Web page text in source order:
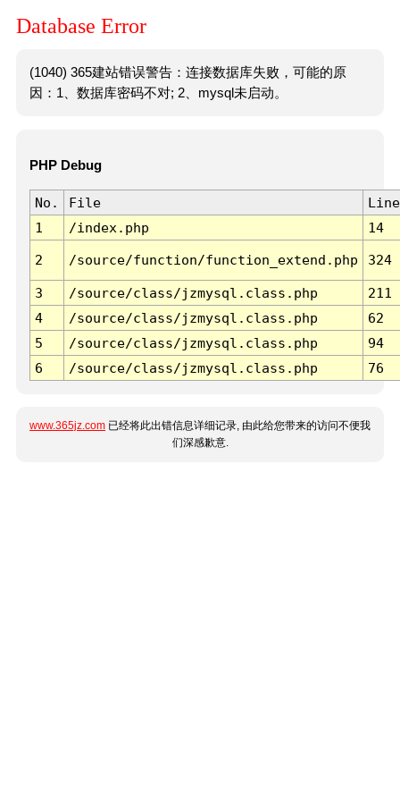
Database Error
(1040) 365建站错误警告：连接数据库失败，可能的原
因：1、数据库密码不对; 2、mysql未启动。
PHP Debug
No. File
Line
1
/index.php 14
2 /source/function/function_extend.php 324
3 /source/class/jzmysql.class.php
211
4
/source/class/jzmysql.class.php
62
5
/source/class/jzmysql.class.php
94
6
/source/class/jzmysql.class.php 76
www.365jz.com 已经将此出错信息详细记录, 由此给您带来的访问不便我
们深感歉意.